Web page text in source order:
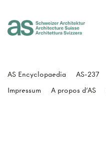
AS Encyclopaedia AS-237
Impressum
A propos d'AS